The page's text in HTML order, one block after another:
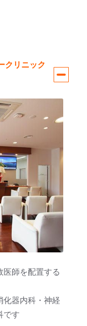
クリニック
医師を配置する
化器内科・神経
です